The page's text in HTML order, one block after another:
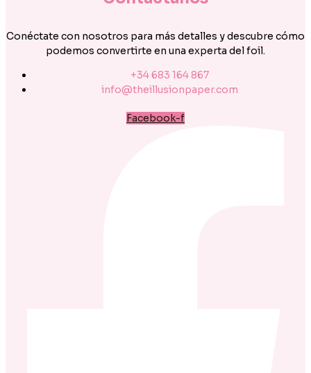
Conéctate con nosotros para más detalles y descubre cómo
podemos convertirte en una experta del foil.
+34 683 164 867
info@theillusionpaper.com
Facebook-f